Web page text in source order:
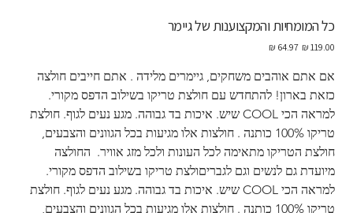
כל המומחיות והמקצוענות של גיימר
מחיר
מחיר
‏64.97 ‏₪
אם אתם אוהבים משחקים, גיימרים מלידה . אתם חייבים חולצה
כזאת בארון! להתחדש עם חולצת טריקו בשילוב הדפס מקורי.
למראה הכי COOL שיש. איכות בד גבוהה. מגע נעים לגוף. חולצת
טריקו 100% כותנה . חולצות אלו מגיעות בכל הגוונים והצבעים,
חולצת הטריקו מתאימה לכל העונות ולכל מזג אוויר.  החולצה
מיועדת גם לנשים וגם לגבריםולצת טריקו בשילוב הדפס מקורי.
למראה הכי COOL שיש. איכות בד גבוהה. מגע נעים לגוף. חולצת
טריקו 100% כותנה . חולצות אלו מגיעות בכל הגוונים והצבעים,